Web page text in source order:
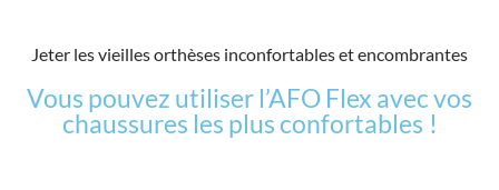
Jeter les vieilles orthèses inconfortables et encombrantes
Vous pouvez utiliser l’AFO Flex avec vos
chaussures les plus confortables !